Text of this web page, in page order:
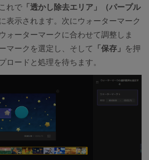
れで 「透かし除去エリア」（パープル
表示されます。次にウォーターマーク
ォーターマークに合わせて調整しま
マークを選定し、そして 「保存」 を押
ロードと処理を待ちます。